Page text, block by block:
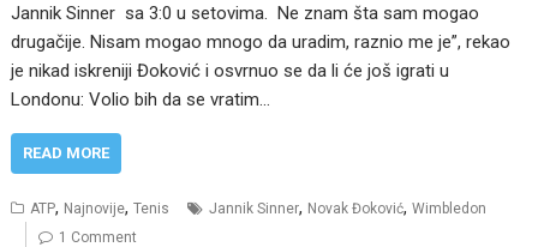
Jannik Sinner sa 3:0 u setovima. Ne znam šta sam mogao
drugačije. Nisam mogao mnogo da uradim, raznio me je”, rekao
je nikad iskreniji Đoković i osvrnuo se da li će još igrati u
Londonu: Volio bih da se vratim…
READ MORE
ATP, Najnovije,Tenis Jannik Sinner, Novak Đoković,Wimbledon
1 Comment